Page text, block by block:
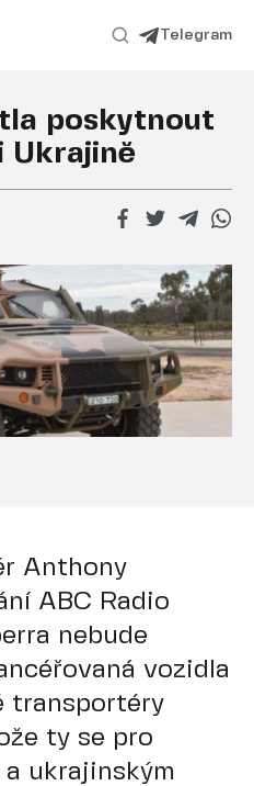
Telegram
poskytnout
Ukrajině
Anthony
ABC Radio
nebude
vozidla
transportéry
ty se pro
a ukrajinským